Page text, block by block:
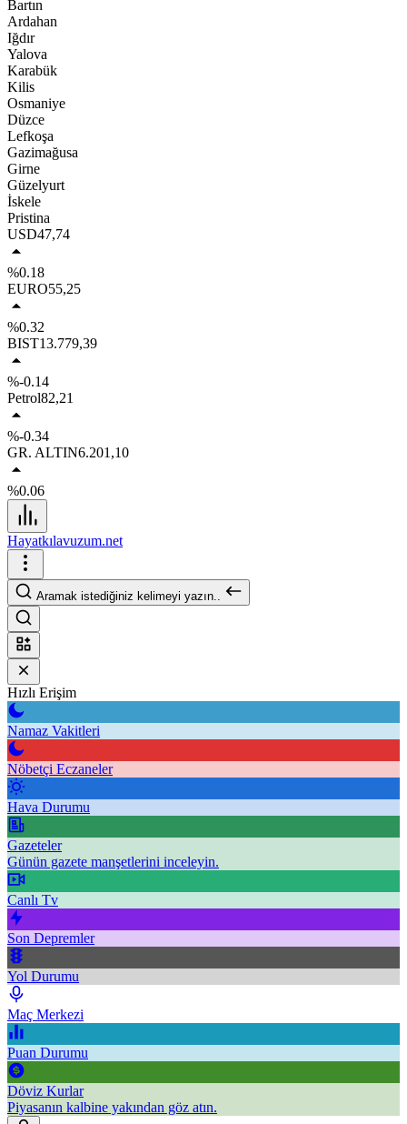
Bartın
Ardahan
Iğdır
Yalova
Karabük
Kilis
Osmaniye
Düzce
Lefkoşa
Gazimağusa
Girne
Güzelyurt
İskele
Pristina
USD47,74
%0.18
EURO55,25
%0.32
BIST13.779,39
%-0.14
Petrol82,21
%-0.34
GR. ALTIN6.201,10
%0.06
Hayatkılavuzum.net
Aramak istediğiniz kelimeyi yazın..
Hızlı Erişim
Namaz Vakitleri
Nöbetçi Eczaneler
Hava Durumu
Gazeteler
Günün gazete manşetlerini inceleyin.
Canlı Tv
Son Depremler
Yol Durumu
Maç Merkezi
Puan Durumu
Döviz Kurlar
Piyasanın kalbine yakından göz atın.